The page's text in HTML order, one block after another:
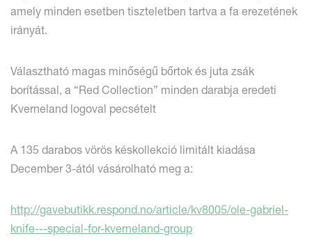
amely minden esetben tiszteletben tartva a fa erezetének
irányát.
Választható magas minőségű bőrtok és juta zsák
borítással, a “Red Collection” minden darabja eredeti
Kverneland logoval pecsételt
A 135 darabos vörös késkollekció limitált kiadása
December 3-ától vásárolható meg a:
http://gavebutikk.respond.no/article/kv8005/ole-gabriel-
knife---special-for-kverneland-group